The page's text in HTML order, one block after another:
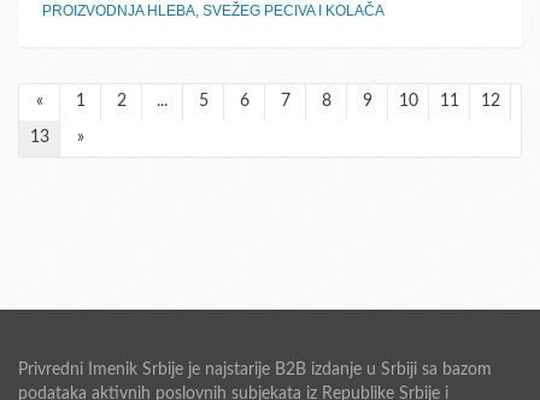
PROIZVODNJA HLEBA, SVEŽEG PECIVA I KOLAČA
« 1 2 ... 5 6 7 8 9 10 11 12
13 »
Privredni Imenik Srbije je najstarije B2B izdanje u Srbiji sa bazom
podataka aktivnih poslovnih subjekata iz Republike Srbije i